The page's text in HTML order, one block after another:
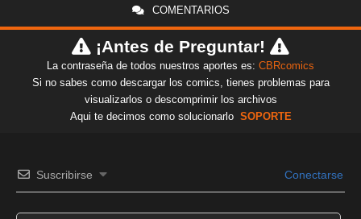
COMENTARIOS
¡Antes de Preguntar!
La contraseña de todos nuestros aportes es: CBRcomics
Si no sabes como descargar los comics, tienes problemas para
visualizarlos o descomprimir los archivos
Aqui te decimos como solucionarlo SOPORTE
Suscribirse Conectarse